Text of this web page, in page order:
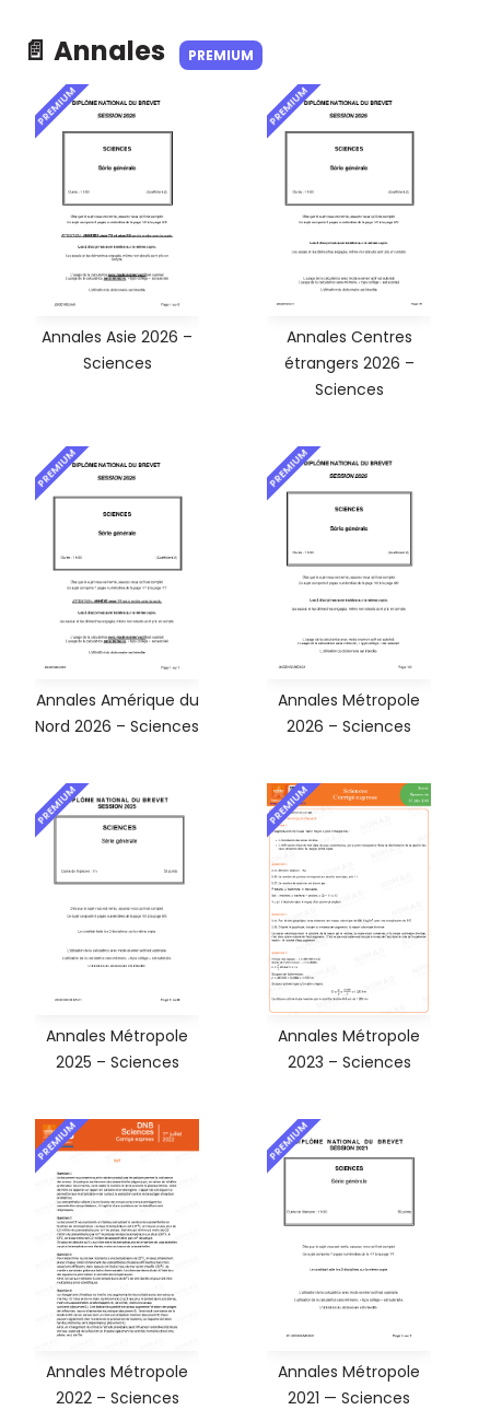
📄 Annales PREMIUM
PREMIUM
Annales Asie 2026 –
Sciences
PREMIUM
Annales Centres
étrangers 2026 –
Sciences
PREMIUM
Annales Amérique du
Nord 2026 – Sciences
PREMIUM
Annales Métropole
2026 – Sciences
PREMIUM
Annales Métropole
2025 – Sciences
PREMIUM
Annales Métropole
2023 – Sciences
PREMIUM
Annales Métropole
2022 – Sciences
PREMIUM
Annales Métropole
2021 — Sciences